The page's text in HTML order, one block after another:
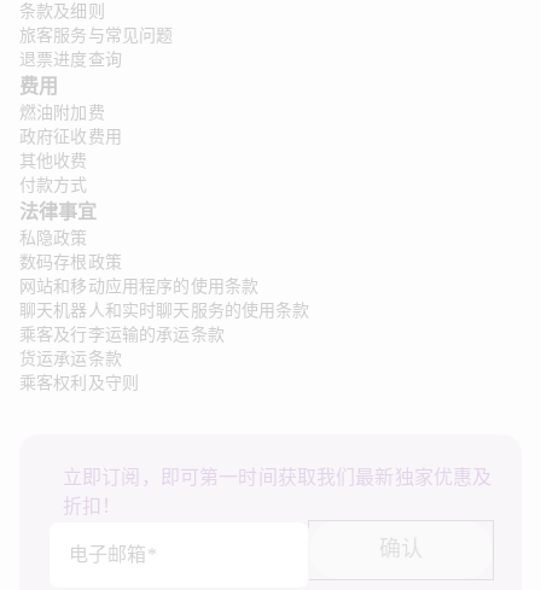
条款及细则
旅客服务与常见问题
退票进度查询
费用
燃油附加费
政府征收费用
其他收费
付款方式
法律事宜
私隐政策
数码存根政策
网站和移动应用程序的使用条款
聊天机器人和实时聊天服务的使用条款
乘客及行李运输的承运条款
货运承运条款
乘客权利及守则
立即订阅，即可第一时间获取我们最新独家优惠及
折扣！
电子邮箱*
确认